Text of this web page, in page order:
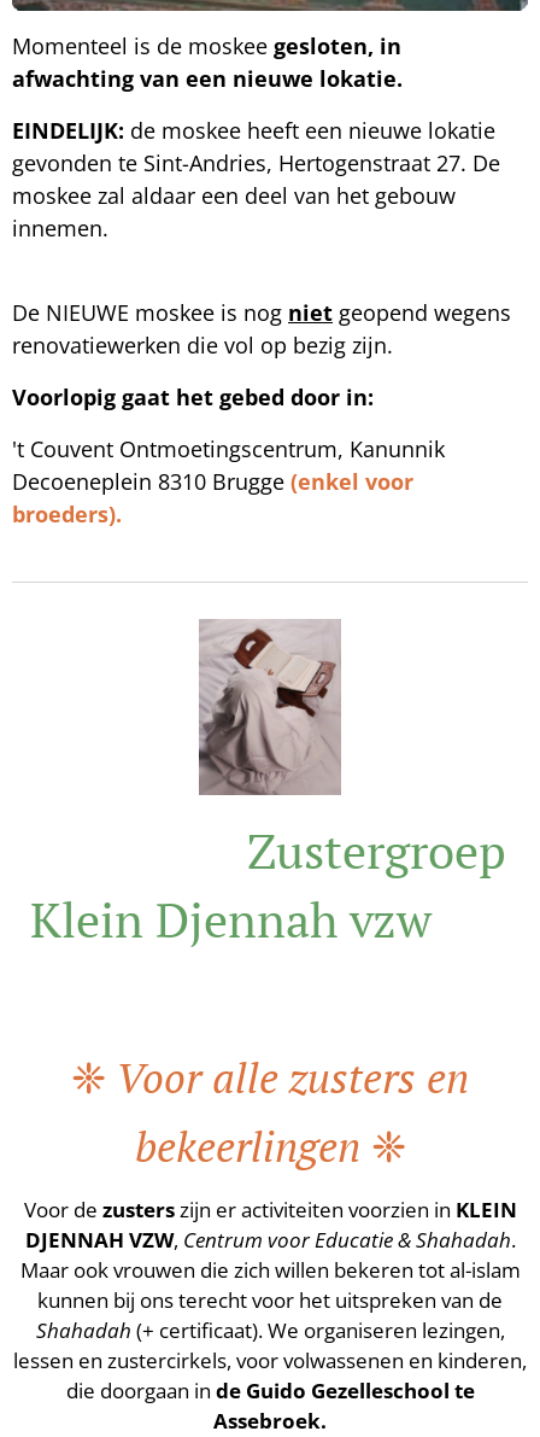
Momenteel is de moskee gesloten, in
afwachting van een nieuwe lokatie.
EINDELIJK: de moskee heeft een nieuwe lokatie
gevonden te Sint-Andries, Hertogenstraat 27. De
moskee zal aldaar een deel van het gebouw
innemen.
De NIEUWE moskee is nog niet geopend wegens
renovatiewerken die vol op bezig zijn.
Voorlopig gaat het gebed door in:
't Couvent Ontmoetingscentrum, Kanunnik
Decoeneplein 8310 Brugge (enkel voor
broeders).
Zustergroep
Klein Djennah vzw🌷
❈ Voor alle zusters en
bekeerlingen ❈
Voor de zusterszijn er activiteiten voorzien in KLEIN
DJENNAH VZW, Centrum voor Educatie & Shahadah.
Maar ook vrouwen die zich willen bekeren tot al-islam
kunnen bij ons terecht voor het uitspreken van de
Shahadah (+ certificaat). We organiseren lezingen,
lessen en zustercirkels, voor volwassenen en kinderen,
die doorgaan in de Guido Gezelleschool te
Assebroek.